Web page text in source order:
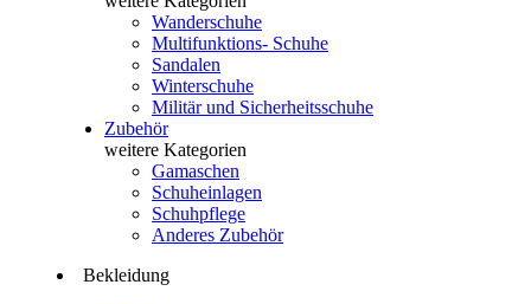
Wanderschuhe
Multifunktions- Schuhe
Sandalen
Winterschuhe
Militär und Sicherheitsschuhe
Zubehör
weitere Kategorien
Gamaschen
Schuheinlagen
Schuhpflege
Anderes Zubehör
Bekleidung